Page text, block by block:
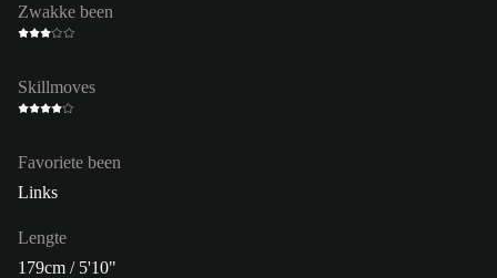
Zwakke been
Skillmoves
Favoriete been
Links
Lengte
179cm / 5'10"